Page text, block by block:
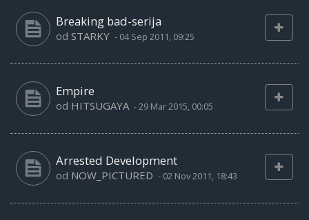
Breaking bad-serija
od STARKY - 04 Sep 2011, 09:25
Empire
od HITSUGAYA -29 Mar 2015, 00:05
Arrested Development
od NOW_PICTURED - 02 Nov 2011, 18:43